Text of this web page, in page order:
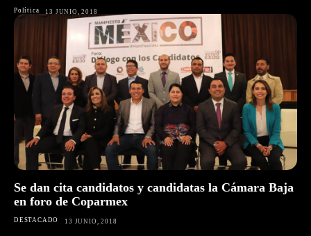
Política 13 JUNIO, 2018
Se dan cita candidatos y candidatas la Cámara Baja
en foro de Coparmex
DESTACADO 13 JUNIO, 2018